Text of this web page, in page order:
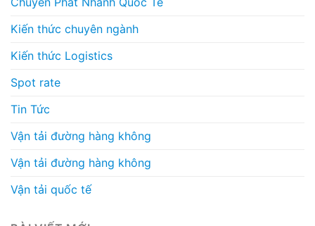
Kiến thức chuyên ngành
Kiến thức Logistics
Spot rate
Tin Tức
Vận tải đường hàng không
Vận tải đường hàng không
Vận tải quốc tế